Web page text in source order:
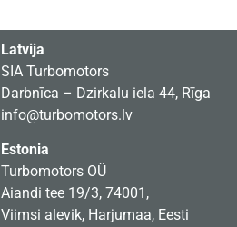
Latvija
SIA Turbomotors
Darbnīca – Dzirkalu iela 44, Rīga
info@turbomotors.lv
Estonia
Turbomotors OÜ
Aiandi tee 19/3, 74001,
Viimsi alevik, Harjumaa, Eesti